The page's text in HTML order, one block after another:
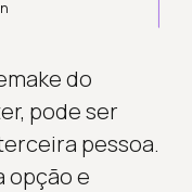
do
pode ser
pessoa.
opção e